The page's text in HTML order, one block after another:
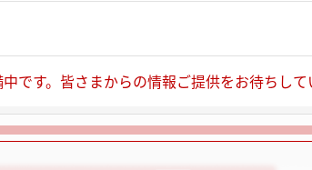
研究す。皆さまからの情報ご提供をお待ちして